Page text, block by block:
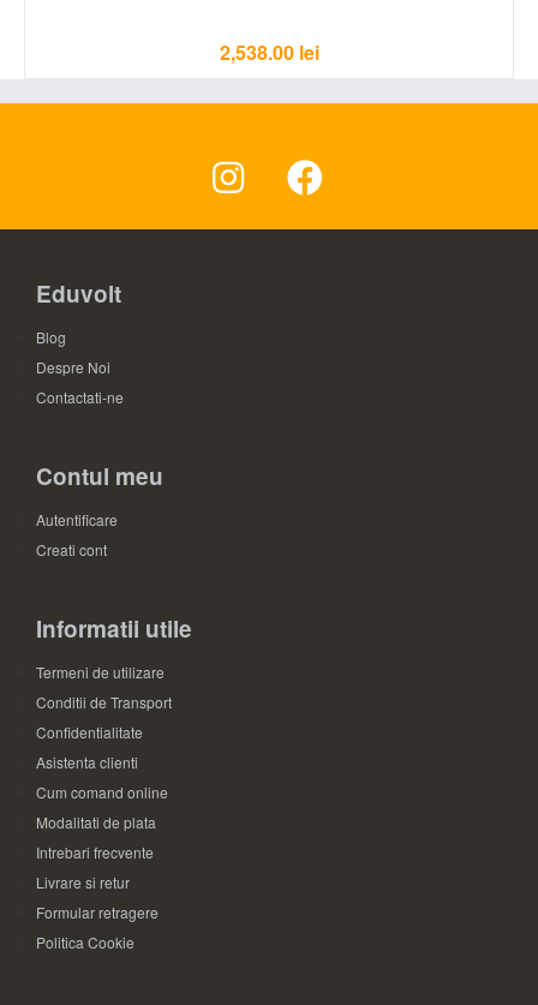
2,538.00 lei
Eduvolt
Blog
Despre Noi
Contactati-ne
Contul meu
Autentificare
Creati cont
Informatii utile
Termeni de utilizare
Conditii de Transport
Confidentialitate
Asistenta clienti
Cum comand online
Modalitati de plata
Intrebari frecvente
Livrare si retur
Formular retragere
Politica Cookie